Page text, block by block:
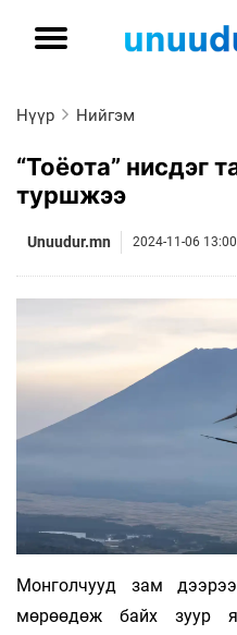
Нүүр Нийгэм
“Тоёота” нисдэг
туршжээ
Unuudur.mn 2024-11-06 13:00
Монголчууд зам
мөрөөдөж байх зуур